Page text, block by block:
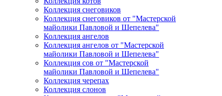
Коллекция снеговиков
Коллекция снеговиков от "Мастерской
майолики Павловой и Шепелева"
Коллекция ангелов
Коллекция ангелов от "Мастерской
майолики Павловой и Шепелева"
Коллекция сов от "Мастерской
майолики Павловой и Шепелева"
Коллекция черепах
Коллекция слонов